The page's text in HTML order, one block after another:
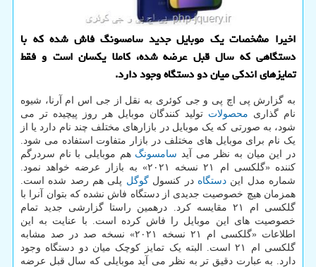
اخیرا مشخصات یک موبایل جدید سامسونگ فاش شده که با
دستگاهی که سال قبل عرضه شده، کاملا یکسان است و فقط
تمایزهای اندکی میان دو دستگاه وجود دارد.
به گزارش پی اچ پی و جی کوئری به نقل از جی اس ام آرنا، شیوه
نام گذاری محصولات تولید کنندگان موبایل هر روز پیچیده تر می
شود، به صورتی که یک موبایل در بازارهای مختلف چند نام دارد یا از
یک نام برای موبایل های مختلف در بازار متفاوت استفاده می شود.
در این میان به نظر می آید سامسونگ هم موبایلی با نام سردرگم
کننده «گلکسی ام ۲۱ نسخه ۲۰۲۱» به بازار عرضه خواهد نمود.
شماره مدل ایندستگاه در کنسولگوگل پلی هم رصد شده است.
همزمان هیچ خصوصیت جدیدی از دستگاه فاش نشده که بتوان آنرا با
گلکسی ام ۲۱ مقایسه کرد. درهمین راستا گزارشی جدید تمام
خصوصیت های این موبایل را فاش کرده است. با عنایت به این
اطلاعات «گلکسی ام ۲۱ نسخه ۲۰۲۱» نسخه صد در صد مشابه
گلکسی ام ۲۱ است. البته یک تمایز کوچک میان دو دستگاه وجود
دارد. به عبارت دقیق تر به نظر می آید موبایلی که سال قبل عرضه